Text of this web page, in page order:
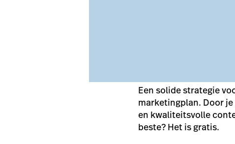
Een solide strategie
marketingplan. Door
en kwaliteitsvolle
beste? Het is gratis.